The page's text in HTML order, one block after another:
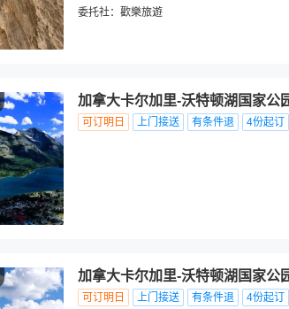
委托社： 歡樂旅遊
加拿大卡尔加里-沃特顿湖国家公
可订明日 上门接送 有条件退 4份起订
加拿大卡尔加里-沃特顿湖国家公
可订明日 上门接送 有条件退 4份起订